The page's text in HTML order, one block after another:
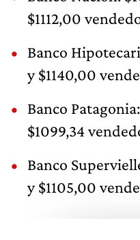
$1112,00
Banco
y $1140,00
Banco
$1099,34
Banco
y $1105,00